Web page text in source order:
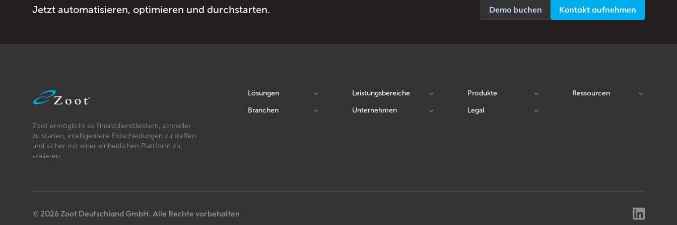
Jetzt automatisieren, optimieren und durchstarten. Demo buchen Kontakt aufnehmen
Zoot ermöglicht es Finanzdienstleistern, schneller
zu starten, intelligentere Entscheidungen zu treffen
und sicher mit einer einheitlichen Plattform zu
skalieren.
Lösungen Leistungsbereiche Produkte
Ressourcen
Branchen
Unternehmen Legal
© 2026 Zoot Deutschland GmbH. Alle Rechte vorbehalten